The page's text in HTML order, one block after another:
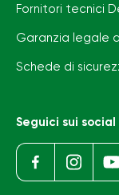
Fornitori tecnici
Garanzia legale
Schede di
Seguici sui